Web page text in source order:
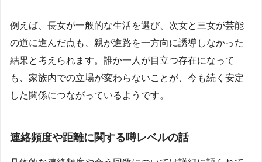
例えば、長女が一般的な生活を選び、次女と三女が芸能
の道に進んだ点も、親が進路を一方向に誘導しなかった
結果と考えられます。誰か一人が目立つ存在になって
も、家族内での立場が変わらないことが、今も続く安定
した関係につながっているようです。
連絡頻度や距離に関する噂レベルの話